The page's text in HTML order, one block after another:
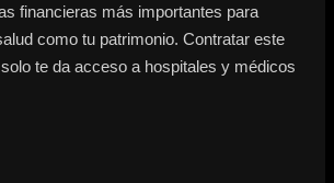
financieras más importantes para
como tu patrimonio. Contratar este
te da acceso a hospitales y médicos